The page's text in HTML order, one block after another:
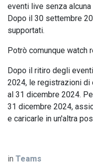
eventi live senza
Dopo il 30 settembre
supportati.
Potrò comunque watch
Dopo il ritiro degli
2024, le registrazioni
al 31 dicembre 2024.
31 dicembre 2024,
e caricarle in un'altra
in Teams